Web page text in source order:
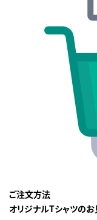
ご注文方法
オリジナルTシャツの